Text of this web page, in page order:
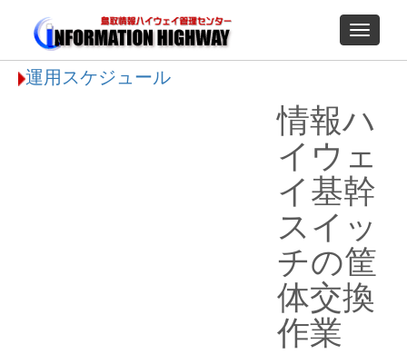
Toggle
運用スケジュール
情報ハ
イウェ
イ基幹
スイッ
チの筐
体交換
作業